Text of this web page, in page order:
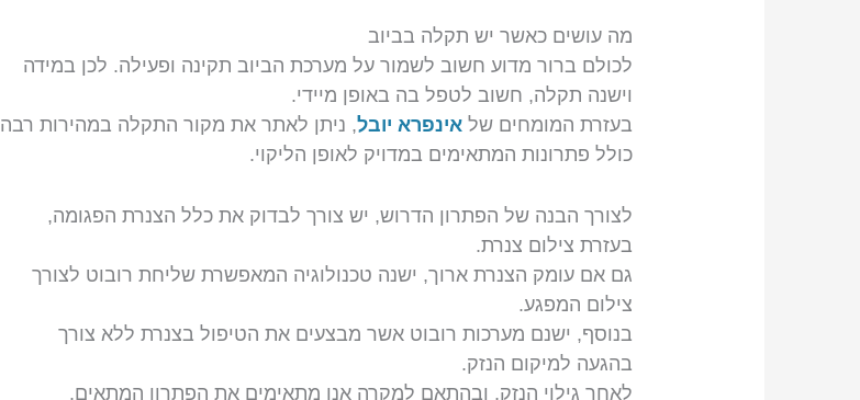
מה עושים כאשר יש תקלה בביוב
לכולם ברור מדוע חשוב לשמור על מערכת הביוב תקינה ופעילה. לכן במידה
וישנה תקלה, חשוב לטפל בה באופן מיידי.
בעזרת המומחים שלאינפרא יובל, ניתן לאתר את מקור התקלה במהירות רבה
כולל פתרונות המתאימים במדויק לאופן הליקוי.
לצורך הבנה של הפתרון הדרוש, יש צורך לבדוק את כלל הצנרת הפגומה,
בעזרת צילום צנרת.
גם אם עומק הצנרת ארוך, ישנה טכנולוגיה המאפשרת שליחת רובוט לצורך
צילום המפגע.
בנוסף, ישנם מערכות רובוט אשר מבצעים את הטיפול בצנרת ללא צורך
בהגעה למיקום הנזק.
לאחר גילוי הנזק, ובהתאם למקרה אנו מתאימים את הפתרון המתאים.